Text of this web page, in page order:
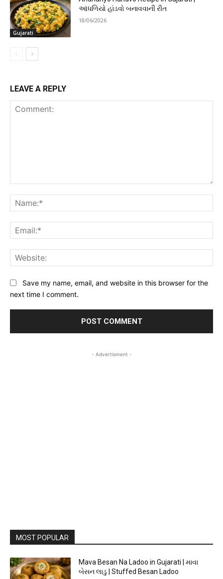
Gujarati
આંધળિયો હાંડવો બનાવવાની રીત
18/06/2026
LEAVE A REPLY
Save my name, email, and website in this browser for the
next time I comment.
- Advertisment -
MOST POPULAR
Mava Besan Na Ladoo in Gujarati | માવા
બેસન લાડુ | Stuffed Besan Ladoo